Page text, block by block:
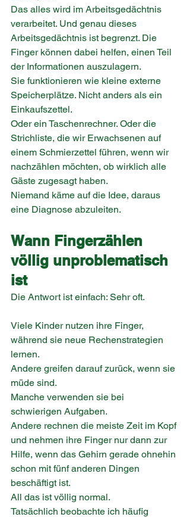
Das alles wird im Arbeitsgedächtnis
verarbeitet. Und genau dieses
Arbeitsgedächtnis ist begrenzt. Die
Finger können dabei helfen, einen Teil
der Informationen auszulagern.
Sie funktionieren wie kleine externe
Speicherplätze. Nicht anders als ein
Einkaufszettel.
Oder ein Taschenrechner. Oder die
Strichliste, die wir Erwachsenen auf
einem Schmierzettel führen, wenn wir
nachzählen möchten, ob wirklich alle
Gäste zugesagt haben.
Niemand käme auf die Idee, daraus
eine Diagnose abzuleiten.
Wann Fingerzählen
völlig unproblematisch
ist
Die Antwort ist einfach: Sehr oft.
Viele Kinder nutzen ihre Finger,
während sie neue Rechenstrategien
lernen.
Andere greifen darauf zurück, wenn sie
müde sind.
Manche verwenden sie bei
schwierigen Aufgaben.
Andere rechnen die meiste Zeit im Kopf
und nehmen ihre Finger nur dann zur
Hilfe, wenn das Gehirn gerade ohnehin
schon mit fünf anderen Dingen
beschäftigt ist.
All das ist völlig normal.
Tatsächlich beobachte ich häufig